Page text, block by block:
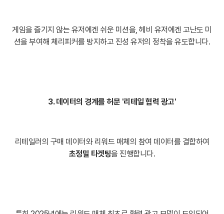
게임을 즐기지 않는 유저에겐 쉬운 미션을, 헤비 유저에겐 고난도 미
션을 부여해 체리피커를 방지하고 진성 유저의 정착을 유도합니다.
3. 데이터의 경계를 허문 '리테일 협력 광고'
리테일러의 구매 데이터와 리워드 매체의 참여 데이터를 결합하여
초정밀 타겟팅을 진행합니다.